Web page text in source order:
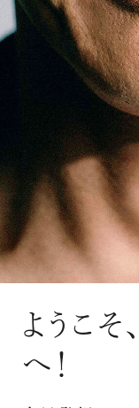
メールマガジンで
のタブロイドマ
ご負担いただく
みいただけます。
登録は無料です。
一緒に『
ようこそ
へ！